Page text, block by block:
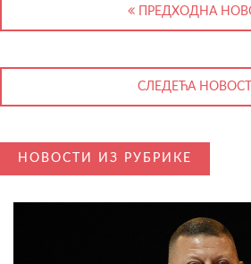
ПРЕДХОДНА
СЛЕДЕЋА НОВОСТ
НОВОСТИ ИЗ РУБРИКЕ